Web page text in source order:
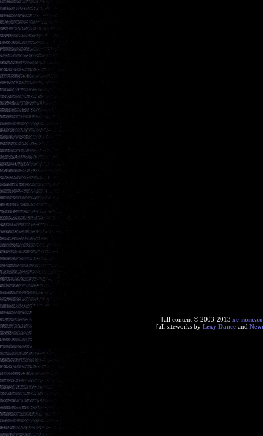
[all content © 2003-2013 xe-
[all siteworks by Lexy Danceand